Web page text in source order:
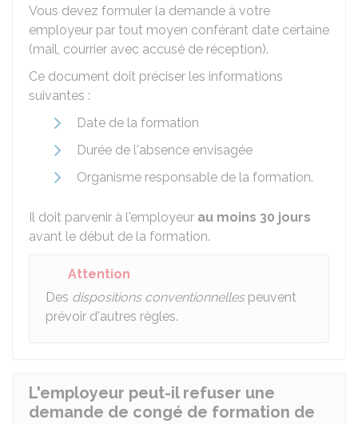
Vous devez formuler la demande à votre
employeur par tout moyen conférant date certaine
(mail, courrier avec accusé de réception).
Ce document doit préciser les informations
suivantes :
Date de la formation
Durée de l'absence envisagée
Organisme responsable de la formation.
Il doit parvenir à l'employeur au moins 30 jours
avant le début de la formation.
Attention
Des dispositions conventionnellespeuvent
prévoir d'autres règles.
L'employeur peut-il refuser une
demande de congé de formation de